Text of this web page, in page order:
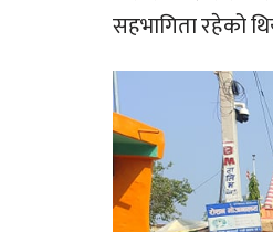
सहभागिता रहेको